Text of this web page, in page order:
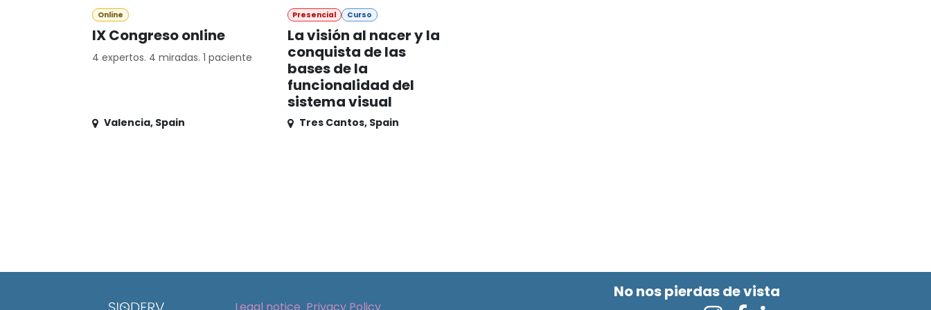
Online
IX Congreso online
4 expertos. 4 miradas. 1 paciente
Valencia, Spain
Presencial Curso
La visión al nacer y la
conquista de las
bases de la
funcionalidad del
sistema visual
Tres Cantos, Spain
No nos pierdas de vista